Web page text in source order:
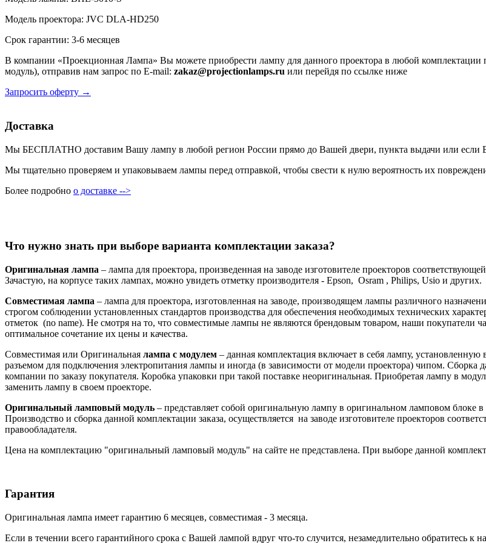
Модель проектора: JVC DLA-HD250
Срок гарантии: 3-6 месяцев
В компании «Проекционная Лампа» Вы можете приобрести лампу для данного проектора в любой
модуль), отправив нам запрос по E-mail: zakaz@projectionlamps.ru или перейдя по ссылке ниже
Запросить оферту →
Доставка
Мы БЕСПЛАТНО доставим Вашу лампу в любой регион России прямо до Вашей двери, пункта выдачи или если
Мы тщательно проверяем и упаковываем лампы перед отправкой, чтобы свести к нулю вероятность их
Более подробно о доставке -->
Что нужно знать при выборе варианта комплектации заказа?
Оригинальная лампа – лампа для проектора, произведенная на заводе изготовителе проекторов
Зачастую, на корпусе таких лампах, можно увидеть отметку производителя - Epson, Osram , Philips, Usio и других.
Совместимая лампа – лампа для проектора, изготовленная на заводе, производящем лампы различного
строгом соблюдении установленных стандартов производства для обеспечения необходимых технических
отметок (no name). Не смотря на то, что совместимые лампы не являются брендовым товаром, наши покупатели
оптимальное сочетание их цены и качества.
Совместимая или Оригинальная лампа с модулем – данная комплектация включает в себя лампу,
разъемом для подключения электропитания лампы и иногда (в зависимости от модели проектора) чипом. Сборка
компании по заказу покупателя. Коробка упаковки при такой поставке неоригинальная. Приобретая лампу в
заменить лампу в своем проекторе.
Оригинальный ламповый модуль – представляет собой оригинальную лампу в оригинальном ламповом
Производство и сборка данной комплектации заказа, осуществляется на заводе изготовителе проекторов
правообладателя.
Цена на комплектацию "оригинальный ламповый модуль" на сайте не представлена. При выборе данной
Гарантия
Оригинальная лампа имеет гарантию 6 месяцев, совместимая - 3 месяца.
Если в течении всего гарантийного срока с Вашей лампой вдруг что-то случится, незамедлительно обратитесь